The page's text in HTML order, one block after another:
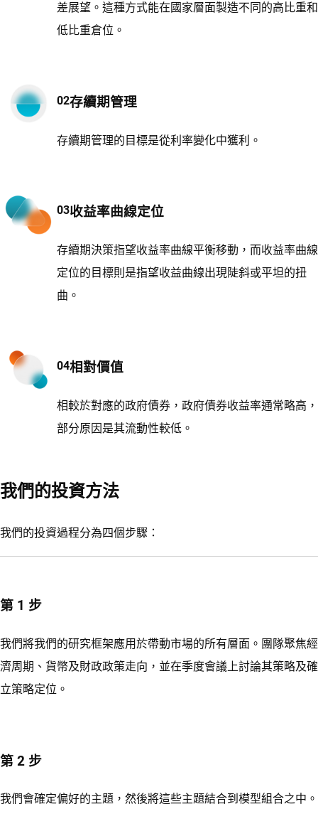
差展望。這種方式能在國家層面製造不同的高比重和
低比重倉位。
存續期管理
存續期管理的目標是從利率變化中獲利。
收益率曲線定位
存續期決策指望收益率曲線平衡移動，而收益率曲線
定位的目標則是指望收益曲線出現陡斜或平坦的扭
曲。
相對價值
相較於對應的政府債券，政府債券收益率通常略高，
部分原因是其流動性較低。
我們的投資方法
我們的投資過程分為四個步驟：
第 1 步
我們將我們的研究框架應用於帶動市場的所有層面。團隊聚焦經
濟周期、貨幣及財政政策走向，並在季度會議上討論其策略及確
立策略定位。
第 2 步
我們會確定偏好的主題，然後將這些主題結合到模型組合之中。